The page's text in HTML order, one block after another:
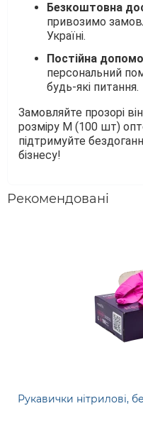
Безкоштовна
привозимо
Україні.
Постійна
персональний
будь-які питання.
Замовляйте прозорі
розміру M (100 шт)
підтримуйте
бізнесу!
Рекомендовані
Рукавички нітрилові,